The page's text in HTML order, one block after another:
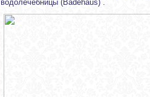
водолечебницы (Badehaus) .